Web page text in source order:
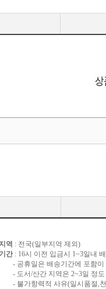
역 : 전국(일부지역 제외)
간 : 16시 이전 입금시 1~3일내
일은 배송기간에 포함이
/산간 지역은 2~3일 정도
항력적 사유(일시품절,천재